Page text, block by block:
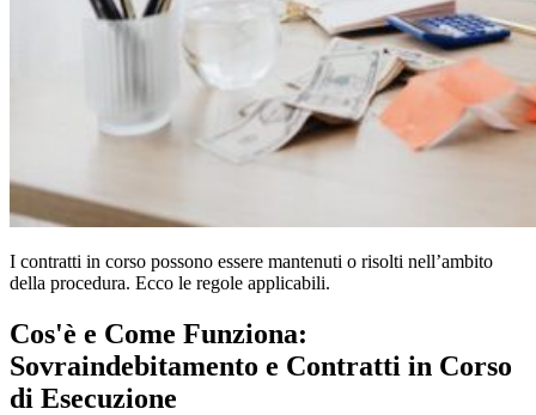
I contratti in corso possono essere mantenuti o risolti nell’ambito
della procedura. Ecco le regole applicabili.
Cos'è e Come Funziona:
Sovraindebitamento e Contratti in Corso
di Esecuzione